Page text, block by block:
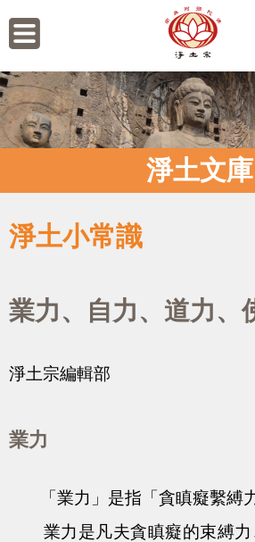
淨土文庫
淨土小常識
業力、自力、道力、
淨土宗編輯部
業力
「業力」是指「貪瞋癡繫縛力
業力是凡夫貪瞋癡的束縛力